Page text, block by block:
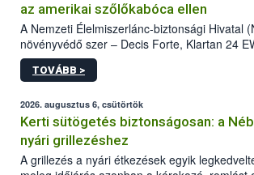
az amerikai szőlőkabóca ellen
A Nemzeti Élelmiszerlánc-biztonsági Hivatal
növényvédő szer – Decis Forte, Klartan 24
engedélyokiratát módosította, így azok a
egészen a vesszőérettség (BBCH 91)
érésű szőlőkben is legyen lehetőség a
védekezésre. Az Oroganic készítmény kis
felhasználók számára is elérhető és ökológiai
engedélyezett.
TOVÁBB >
2026. augusztus 6, csütörtök
Kerti sütögetés biztonságosan: a
nyári grillezéshez
A grillezés a nyári étkezések egyik